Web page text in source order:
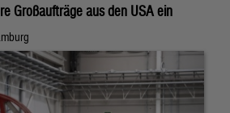
Großaufträge aus den USA ein